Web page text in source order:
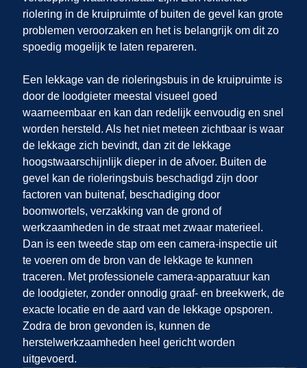
riolering in de kruipruimte of buiten de gevel kan grote
problemen veroorzaken en het is belangrijk om dit zo
spoedig mogelijk te laten repareren.
Een lekkage van de rioleringsbuis in de kruipruimte is
door de loodgieter meestal visueel goed
waarneembaar en kan dan redelijk eenvoudig en snel
worden hersteld. Als het niet meteen zichtbaar is waar
de lekkage zich bevindt, dan zit de lekkage
hoogstwaarschijnlijk dieper in de afvoer. Buiten de
gevel kan de rioleringsbuis beschadigd zijn door
factoren van buitenaf, beschadiging door
boomwortels, verzakking van de grond of
werkzaamheden in de straat met zwaar materieel.
Dan is een tweede stap om een camera-inspectie uit
te voeren om de bron van de lekkage te kunnen
traceren. Met professionele camera-apparatuur kan
de loodgieter, zonder onnodig graaf- en breekwerk, de
exacte locatie en de aard van de lekkage opsporen.
Zodra de bron gevonden is, kunnen de
herstelwerkzaamheden heel gericht worden
uitgevoerd.